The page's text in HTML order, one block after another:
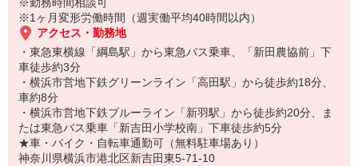
※1ヶ月変形労働時間（週実働平均40時間以内）
アクセス・勤務地
・東急東横線「綱島駅」から東急バス乗車、「新田農協前」下
車徒歩約3分
・横浜市営地下鉄グリーンライン「高田駅」から徒歩約18分、
車約8分
・横浜市営地下鉄ブルーライン「新羽駅」から徒歩約20分、ま
たは東急バス乗車「新吉田小学校南」下車徒歩約5分
★車・バイク・自転車通勤可（無料駐車場あり）
神奈川県横浜市港北区新吉田東5-71-10